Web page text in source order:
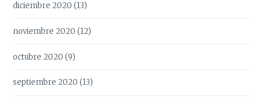
diciembre 2020 (13)
noviembre 2020 (12)
octubre 2020 (9)
septiembre 2020 (13)